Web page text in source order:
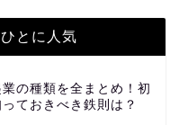
とに人気
の種類を全まとめ！初
ておきべき鉄則は？